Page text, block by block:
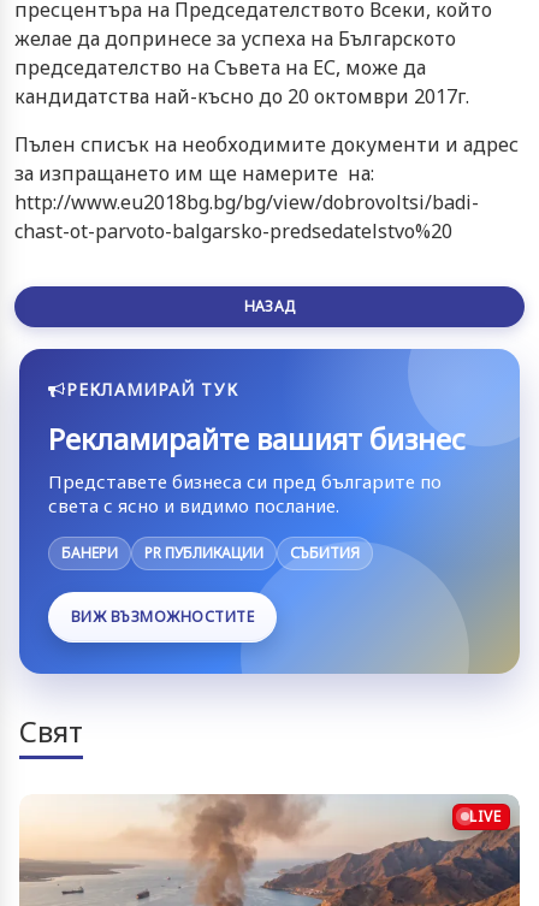
пресцентъра на Председателството Всеки, който
желае да допринесе за успеха на Българското
председателство на Съвета на ЕС, може да
кандидатства най-късно до 20 октомври 2017г.
Пълен списък на необходимите документи и адрес
за изпращането им ще намерите на:
http://www.eu2018bg.bg/bg/view/dobrovoltsi/badi-
chast-ot-parvoto-balgarsko-predsedatelstvo%20
НАЗАД
РЕКЛАМИРАЙ ТУК
Рекламирайте вашият бизнес
Представете бизнеса си пред българите по
света с ясно и видимо послание.
БАНЕРИ PR ПУБЛИКАЦИИ СЪБИТИЯ
ВИЖ ВЪЗМОЖНОСТИТЕ
Свят
LIVE